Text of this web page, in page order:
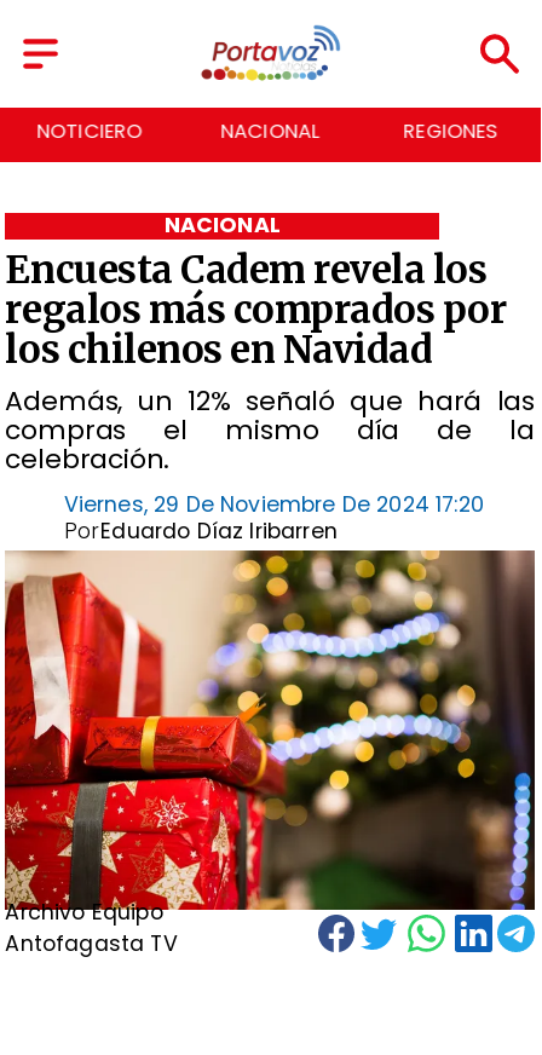
NACIONAL REGIONES ECONOMÍA
Encuesta Cadem revela los
regalos más comprados por
los chilenos en Navidad
Además, un 12% señaló que hará las
compras el mismo día de la
celebración.
NACIONAL
Viernes, 29 De Noviembre De 2024 17:20
Eduardo Díaz Iribarren
Por
Archivo Equipo
Antofagasta TV